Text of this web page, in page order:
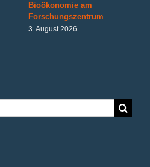
Bioökonomie am
Forschungszentrum
3. August 2026